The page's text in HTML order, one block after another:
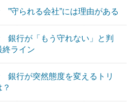
”守られる会社”には理由がある
銀行が「もう守れない」と判
終ライン
銀行が突然態度を変えるトリ